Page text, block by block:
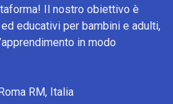
Il nostro obiettivo è
educativi per bambini e adulti,
in modo
RM, Italia